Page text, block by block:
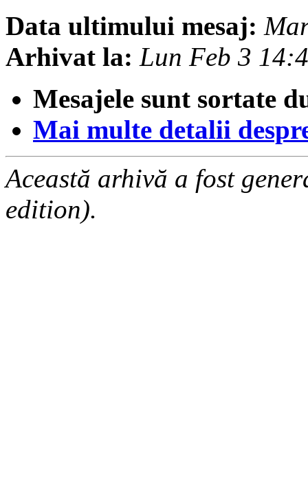
Data ultimului mesaj:
Arhivat la: Lun Feb 3
Mesajele sunt sortate
Mai multe detalii
Această arhivă a fost
edition).